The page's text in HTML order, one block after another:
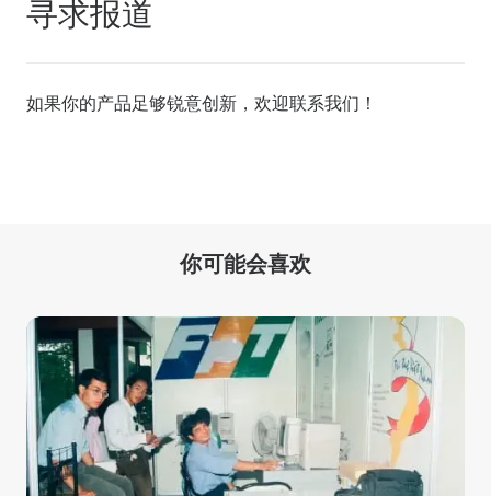
寻求报道
如果你的产品足够锐意创新，欢迎联系我们 ！
你可能会喜欢